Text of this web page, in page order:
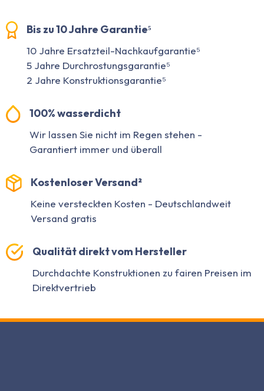
Bis zu 10 Jahre Garantie⁵
10 Jahre Ersatzteil-Nachkaufgarantie⁵
5 Jahre Durchrostungsgarantie⁵
2 Jahre Konstruktionsgarantie⁵
100% wasserdicht
Wir lassen Sie nicht im Regen stehen -
Garantiert immer und überall
Kostenloser Versand²
Keine versteckten Kosten - Deutschlandweit
Versand gratis
Qualität direkt vom Hersteller
Durchdachte Konstruktionen zu fairen Preisen im
Direktvertrieb